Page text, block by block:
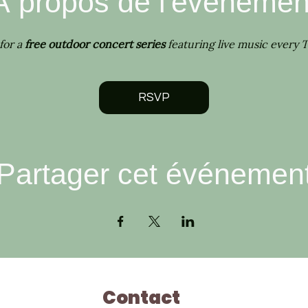
a free outdoor concert series featuring live music every
RSVP
cet
Contact